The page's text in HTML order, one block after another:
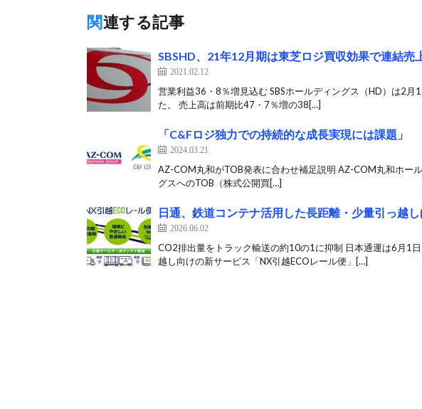
関連する記事
SBSHD、21年12月期は東芝ロジ買収効果で連結売
2021.02.12
営業利益36・8％増見込む SBSホールディングス（HD）は2
た。 売上高は前期比47・7％増の38[…]
「C&Fロジ独力での持続的な成長実現には課題」
2024.03.21
AZ-COM丸和がTOB発表に合わせ補足説明 AZ-COM丸和ホー
グスへのTOB（株式公開買[…]
日通、鉄道コンテナ活用した長距離・少量引っ越
2026.06.02
CO2排出量をトラック輸送の約10の1に抑制 日本通運は6月1
越し向けの新サービス「NX引越ECOレール便」[…]